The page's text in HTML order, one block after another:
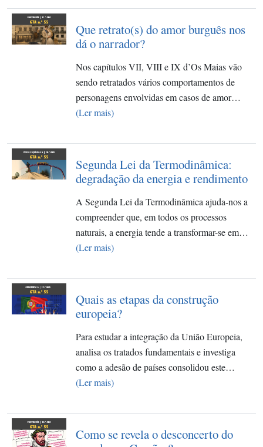
Que retrato(s) do amor burguês nos
dá o narrador?
Nos capítulos VII, VIII e IX d’Os Maias vão
sendo retratados vários comportamentos de
personagens envolvidas em casos de amor…
(Ler mais)
Segunda Lei da Termodinâmica:
degradação da energia e rendimento
A Segunda Lei da Termodinâmica ajuda-nos a
compreender que, em todos os processos
naturais, a energia tende a transformar-se em…
(Ler mais)
Quais as etapas da construção
europeia?
Para estudar a integração da União Europeia,
analisa os tratados fundamentais e investiga
como a adesão de países consolidou este…
(Ler mais)
Como se revela o desconcerto do